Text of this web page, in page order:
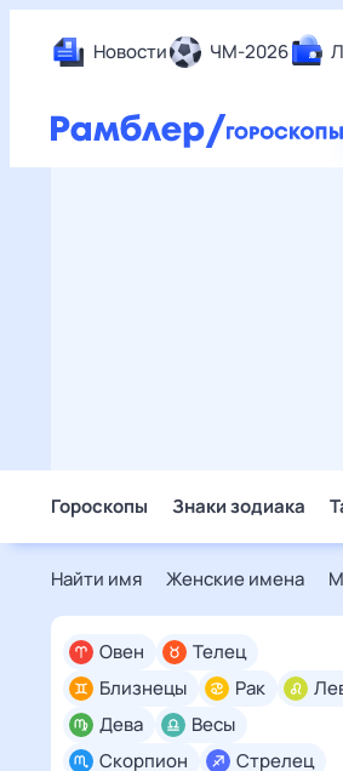
Новости ЧМ-2026
Гороскопы Знаки зодиака
Найти имя Женские имена
Овен
Телец
Близнецы
Рак
Дева
Весы
Скорпион
Стрелец